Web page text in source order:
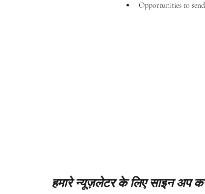
Opportunities to
हमारे न्यूज़लेटर के लिए साइन अप